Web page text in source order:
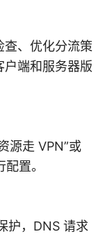
、优化分流策
户端和服务器版
源走 VPN”或
置。
护，DNS 请求